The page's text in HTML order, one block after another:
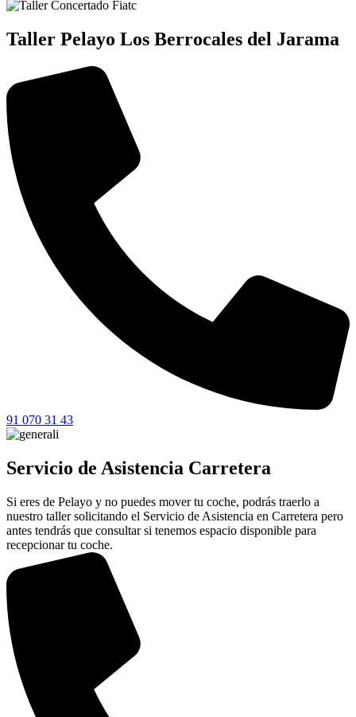
Taller Pelayo Los Berrocales del Jarama
91 070 31 43
Servicio de Asistencia Carretera
Si eres de Pelayo y no puedes mover tu coche, podrás traerlo a
nuestro taller solicitando el Servicio de Asistencia en Carretera pero
antes tendrás que consultar si tenemos espacio disponible para
recepcionar tu coche.